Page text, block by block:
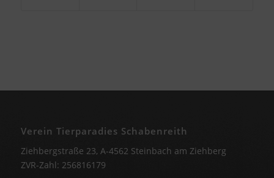
Verein Tierparadies Schabenreith
Ziehbergstraße 23, A-4562 Steinbach am Ziehberg
ZVR-Zahl: 256816179